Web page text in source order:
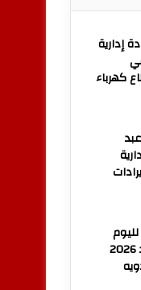
إدارية
كهرباء
العالمي لالتهاب الكبد 2026